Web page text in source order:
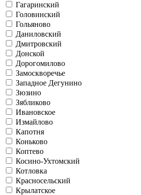
Гагаринский
Головинский
Гольяново
Даниловский
Дмитровский
Донской
Дорогомилово
Замоскворечье
Западное Дегунино
Зюзино
Зябликово
Ивановское
Измайлово
Капотня
Коньково
Коптево
Косино-Ухтомский
Котловка
Красносельский
Крылатское